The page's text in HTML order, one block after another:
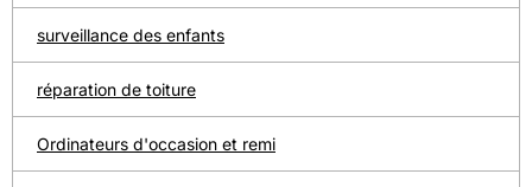
surveillance des enfants
réparation de toiture
Ordinateurs d'occasion et remi